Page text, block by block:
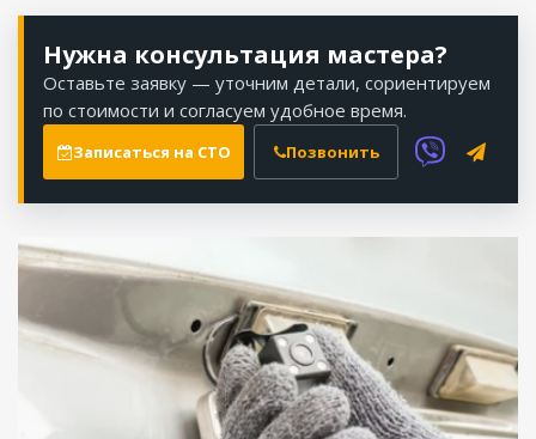
Нужна консультация мастера?
Оставьте заявку — уточним детали, сориентируем
по стоимости и согласуем удобное время.
Записаться на СТО Позвонить